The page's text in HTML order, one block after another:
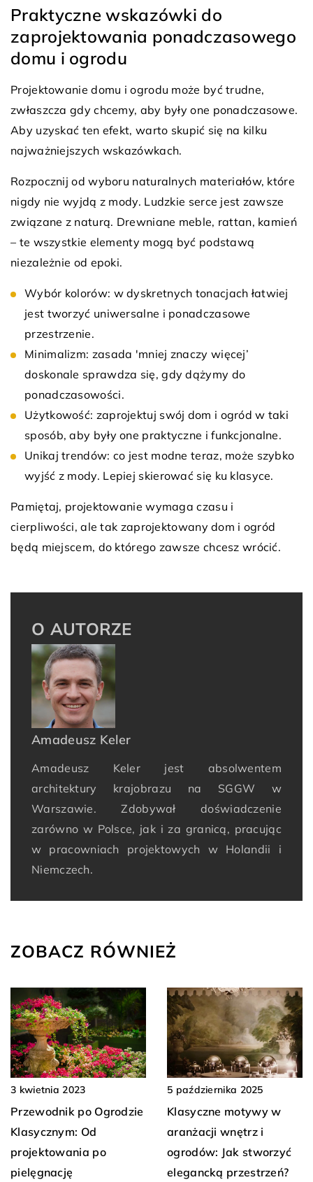
Praktyczne wskazówki do
zaprojektowania ponadczasowego
domu i ogrodu
Projektowanie domu i ogrodu może być trudne,
zwłaszcza gdy chcemy, aby były one ponadczasowe.
Aby uzyskać ten efekt, warto skupić się na kilku
najważniejszych wskazówkach.
Rozpocznij od wyboru naturalnych materiałów, które
nigdy nie wyjdą z mody. Ludzkie serce jest zawsze
związane z naturą. Drewniane meble, rattan, kamień
– te wszystkie elementy mogą być podstawą
niezależnie od epoki.
Wybór kolorów: w dyskretnych tonacjach łatwiej
jest tworzyć uniwersalne i ponadczasowe
przestrzenie.
Minimalizm: zasada 'mniej znaczy więcej’
doskonale sprawdza się, gdy dążymy do
ponadczasowości.
Użytkowość: zaprojektuj swój dom i ogród w taki
sposób, aby były one praktyczne i funkcjonalne.
Unikaj trendów: co jest modne teraz, może szybko
wyjść z mody. Lepiej skierować się ku klasyce.
Pamiętaj, projektowanie wymaga czasu i
cierpliwości, ale tak zaprojektowany dom i ogród
będą miejscem, do którego zawsze chcesz wrócić.
O AUTORZE
Amadeusz Keler
Amadeusz Keler jest absolwentem
architektury krajobrazu na SGGW w
Warszawie. Zdobywał doświadczenie
zarówno w Polsce, jak i za granicą, pracując
w pracowniach projektowych w Holandii i
Niemczech.
ZOBACZ RÓWNIEŻ
3 kwietnia 2023
Przewodnik po Ogrodzie
Klasycznym: Od
projektowania po
pielęgnację
5 października 2025
Klasyczne motywy w
aranżacji wnętrz i
ogrodów: Jak stworzyć
elegancką przestrzeń?